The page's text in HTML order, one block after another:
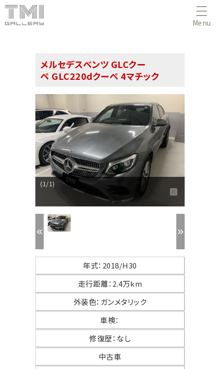
Menu
メルセデスベンツ GLCクー
ペ GLC220dクーペ 4マチック
(1/1)
年式： 2018/H30
走行距離： 2.4万km
外装色： ガンメタリック
車検：
修復歴： なし
中古車